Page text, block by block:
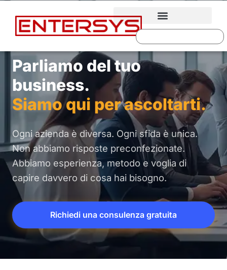
Parliamo del tuo
business.
Siamo qui per ascoltarti.
Ogni azienda è diversa. Ogni sfida è unica.
Non abbiamo risposte preconfezionate.
Abbiamo esperienza, metodo e voglia di
capire davvero di cosa hai bisogno.
Richiedi una consulenza gratuita